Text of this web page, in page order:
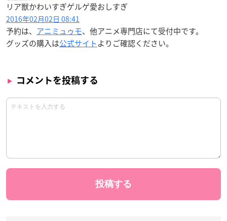
リア獣かわいすぎゲルゲ愛おしすぎ
2016年02月02日 08:41
予約は、 アニミュゥモ、他アニメ専門店にて受付中です。
グッズの購入は公式サイトよりご確認ください。
コメントを投稿する